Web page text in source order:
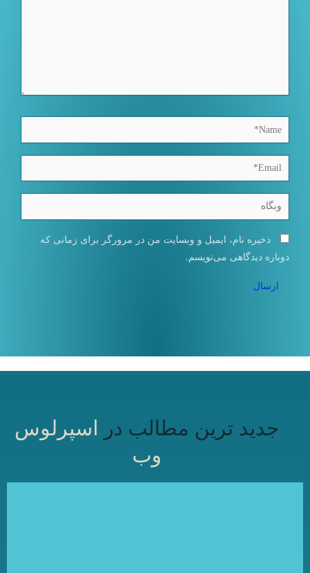
Name*
Email*
وبگاه
ذخیره نام، ایمیل و وبسایت من در مرورگر برای زمانی که
دوباره دیدگاهی می‌نویسم.
جدید ترین مطالب در
اسپرلوس
وب